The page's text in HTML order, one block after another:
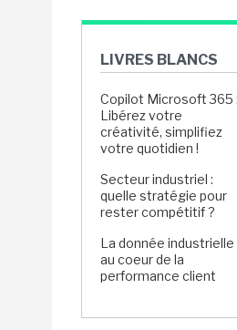
LIVRES BLANCS
Copilot Microsoft 365 :
Libérez votre
créativité, simplifiez
votre quotidien !
Secteur industriel :
quelle stratégie pour
rester compétitif ?
La donnée industrielle
au coeur de la
performance client